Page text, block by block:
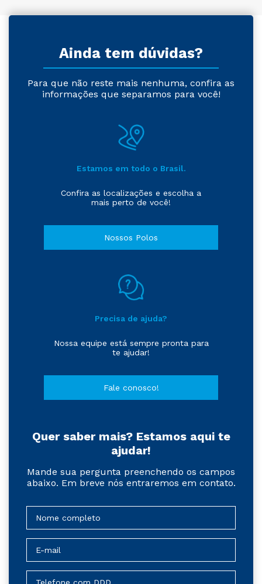
Ainda tem dúvidas?
Para que não reste mais nenhuma, confira as
informações que separamos para você!
Estamos em todo o Brasil.
Confira as localizações e escolha a
mais perto de você!
Nossos Polos
Precisa de ajuda?
Nossa equipe está sempre pronta para
te ajudar!
Fale conosco!
Quer saber mais? Estamos aqui te
ajudar!
Mande sua pergunta preenchendo os campos
abaixo. Em breve nós entraremos em contato.